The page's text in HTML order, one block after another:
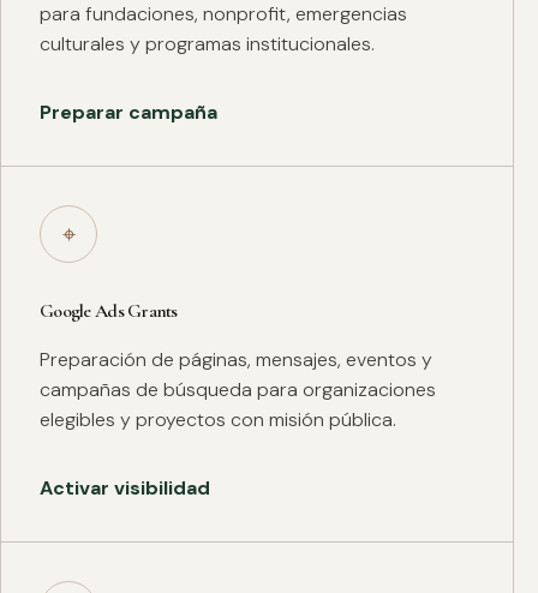
para fundaciones, nonprofit, emergencias
culturales y programas institucionales.
Preparar campaña
⌖
Google Ads Grants
Preparación de páginas, mensajes, eventos y
campañas de búsqueda para organizaciones
elegibles y proyectos con misión pública.
Activar visibilidad